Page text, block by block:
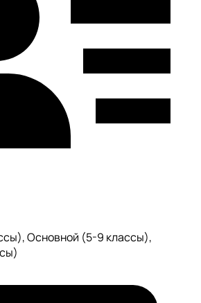
Основной (5-9 классы),